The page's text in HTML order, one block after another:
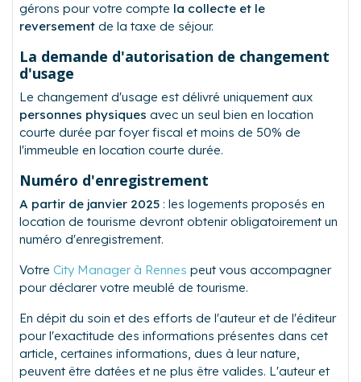
gérons pour votre compte la collecte et le
reversement de la taxe de séjour.
La demande d'autorisation de changement
d'usage
Le changement d'usage est délivré uniquement aux
personnes physiques avec un seul bien en location
courte durée par foyer fiscal et moins de 50% de
l'immeuble en location courte durée.
Numéro d'enregistrement
A partir de janvier 2025 : les logements proposés en
location de tourisme devront obtenir obligatoirement un
numéro d'enregistrement.
Votre City Manager à Rennes peut vous accompagner
pour déclarer votre meublé de tourisme.
En dépit du soin et des efforts de l'auteur et de l'éditeur
pour l'exactitude des informations présentes dans cet
article, certaines informations, dues à leur nature,
peuvent être datées et ne plus être valides. L'auteur et